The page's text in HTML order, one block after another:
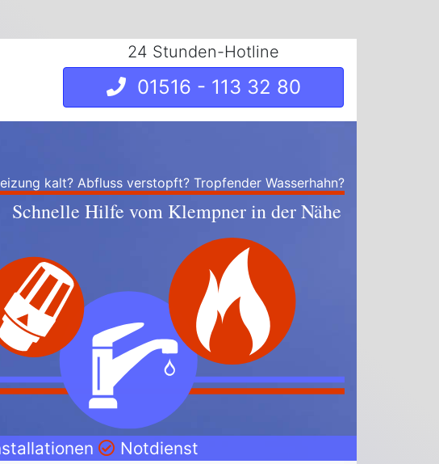
24 Stunden-Hotline
01516 - 113 32 80
kalt? Abfluss verstopft? Tropfender Wasserhahn?
Schnelle Hilfe vom Klempner in der Nähe
Notdienst